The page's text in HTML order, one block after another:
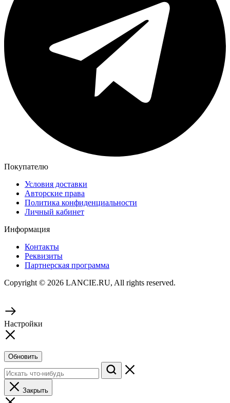
Покупателю
Условия доставки
Авторские права
Политика конфиденциальности
Личный кабинет
Информация
Контакты
Реквизиты
Партнерская программа
Copyright © 2026 LANCIE.RU, All rights reserved.
Настройки
Обновить
Закрыть